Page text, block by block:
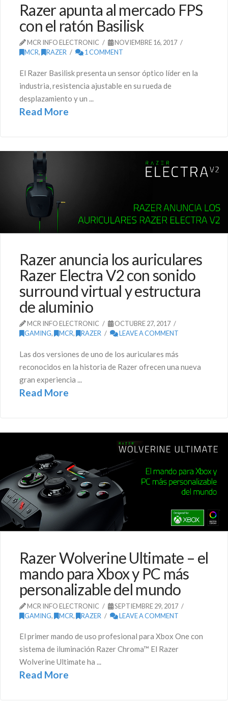
Razer apunta al mercado FPS
con el ratón Basilisk
MCR INFO ELECTRONIC
NOVIEMBRE 16, 2017
MCR, RAZER 1 COMMENT
El Razer Basilisk presenta un sensor óptico líder en la
industria, resistencia ajustable en su rueda de
desplazamiento y un ...
Read More
Razer anuncia los auriculares
Razer Electra V2 con sonido
surround virtual y estructura
de aluminio
MCR INFO ELECTRONIC
OCTUBRE 27, 2017
GAMING, MCR, RAZER LEAVE A COMMENT
Las dos versiones de uno de los auriculares más
reconocidos en la historia de Razer ofrecen una nueva
gran experiencia ...
Read More
Razer Wolverine Ultimate – el
mando para Xbox y PC más
personalizable del mundo
MCR INFO ELECTRONIC
SEPTIEMBRE 29, 2017
GAMING, MCR, RAZER LEAVE A COMMENT
El primer mando de uso profesional para Xbox One con
sistema de iluminación Razer Chroma™ El Razer
Wolverine Ultimate ha ...
Read More